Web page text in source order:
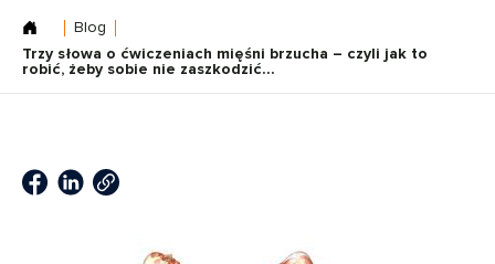
Blog
Trzy słowa o ćwiczeniach mięśni brzucha – czyli jak to
robić, żeby sobie nie zaszkodzić...